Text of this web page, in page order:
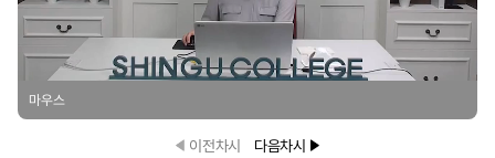
마우스
이전차시 다음차시